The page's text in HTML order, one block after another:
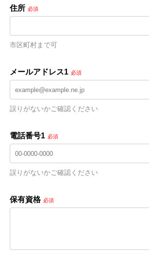
住所 必須
市区町村まで可
メールアドレス1 必須
誤りがないかご確認ください
電話番号1 必須
誤りがないかご確認ください
保有資格 必須